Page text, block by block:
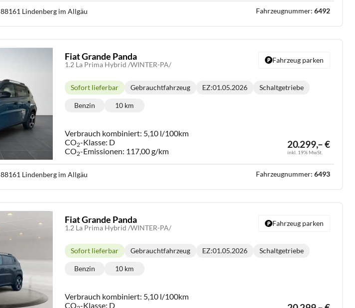
88161 Lindenberg im Allgäu Fahrzeugnummer: 6492
Fiat Grande Panda
1.2 La Prima Hybrid /WINTER-PA/
20.299,– €
inkl. 19% MwSt.
Lieferzeit:
Sofort lieferbar Gebrauchtfahrzeug EZ:01.05.2026
Getriebe:
Schaltgetriebe
Benzin 10 km
Verbrauch kombiniert: 5,10 l/100km
CO2-Klasse: D
CO2-Emissionen: 117,00 g/km
Fahrzeug parken
88161 Lindenberg im Allgäu Fahrzeugnummer: 6493
Fiat Grande Panda
1.2 La Prima Hybrid /WINTER-PA/
Lieferzeit:
Sofort lieferbar Gebrauchtfahrzeug EZ:01.05.2026
Getriebe:
Schaltgetriebe
Benzin 10 km
Verbrauch kombiniert: 5,10 l/100km
CO -Klasse: D
Fahrzeug parken